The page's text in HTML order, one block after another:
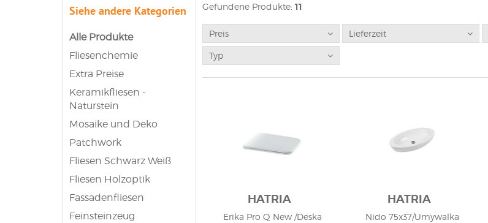
Siehe andere Kategorien
Alle Produkte
Fliesenchemie
Extra Preise
Keramikfliesen -
Naturstein
Mosaike und Deko
Patchwork
Fliesen Schwarz Weiß
Fliesen Holzoptik
Fassadenfliesen
Feinsteinzeug
Gefundene Produkte: 11
Preis Lieferzeit
Typ
HATRIA
Erika Pro Q New /Deska
HATRIA
Nido 75x37/Umywalka